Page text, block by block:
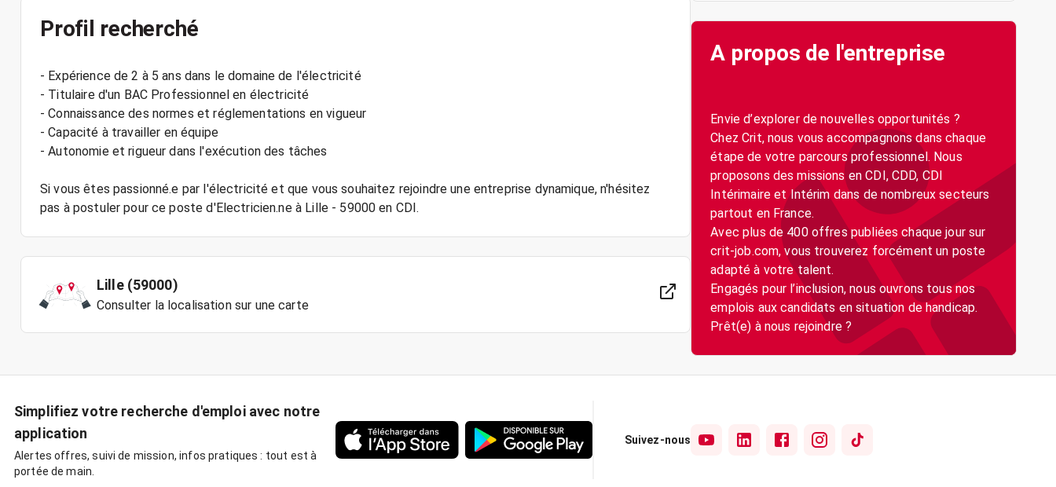
Profil recherché
- Expérience de 2 à 5 ans dans le domaine de l'électricité
- Titulaire d'un BAC Professionnel en électricité
- Connaissance des normes et réglementations en vigueur
- Capacité à travailler en équipe
- Autonomie et rigueur dans l'exécution des tâches
Si vous êtes passionné.e par l'électricité et que vous souhaitez rejoindre une entreprise dynamique, n'hésitez
Lille (59000)
Consulter la localisation sur une carte
A propos de l'entreprise
Envie d’explorer de nouvelles opportunités ?
Chez Crit, nous vous accompagnons dans chaque
étape de votre parcours professionnel. Nous
proposons des missions en CDI, CDD, CDI
Intérimaire et Intérim dans de nombreux secteurs
partout en France.
Avec plus de 400 offres publiées chaque jour sur
crit-job.com, vous trouverez forcément un poste
adapté à votre talent.
Engagés pour l’inclusion, nous ouvrons tous nos
emplois aux candidats en situation de handicap.
Simplifiez votre recherche d'emploi avec notre
application
Alertes offres, suivi de mission, infos pratiques : tout est à
portée de main.
Suivez-nous